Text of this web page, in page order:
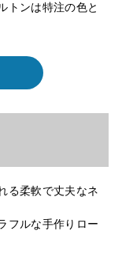
トンは特注の色と
る柔軟で丈夫なネ
フルな手作りロー